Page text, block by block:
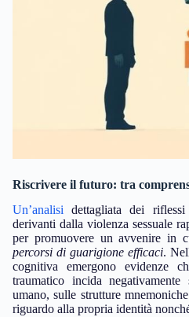
Riscrivere il futuro: tra
Un’analisi dettagliata dei
derivanti dalla violenza sessuale
per promuovere un avvenire in
percorsi di guarigione efficaci.
cognitiva emergono evidenze
traumatico incida
umano, sulle strutture
riguardo alla propria identità